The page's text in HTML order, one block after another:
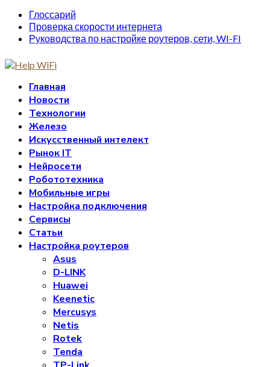
Глоссарий
Проверка скорости интернета
Руководства по настройке роутеров, сети, WI-FI
Главная
Новости
Технологии
Железо
Искусственный интелект
Рынок IT
Нейросети
Робототехника
Мобильные игры
Настройка подключения
Сервисы
Статьи
Настройка роутеров
Asus
D-LINK
Huawei
Keenetic
Mercusys
Netis
Rotek
Tenda